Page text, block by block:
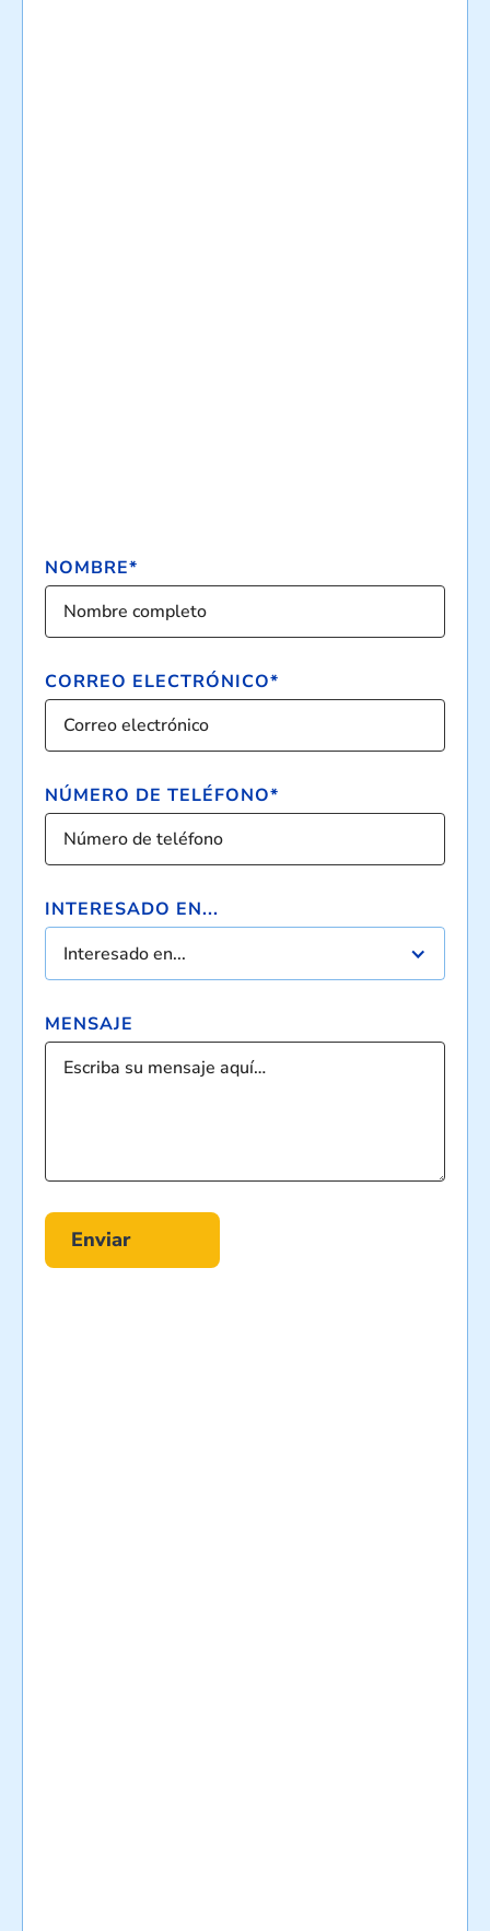
NOMBRE*
CORREO ELECTRÓNICO*
NÚMERO DE TELÉFONO*
INTERESADO EN...
Interesado en...
MENSAJE